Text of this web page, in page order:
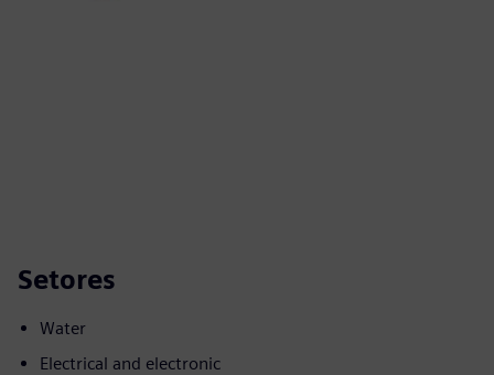
Setores
Water
Electrical and electronic